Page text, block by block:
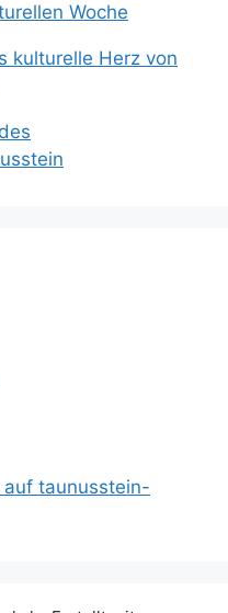
Woche
kulturelle Herz von
auf taunusstein-